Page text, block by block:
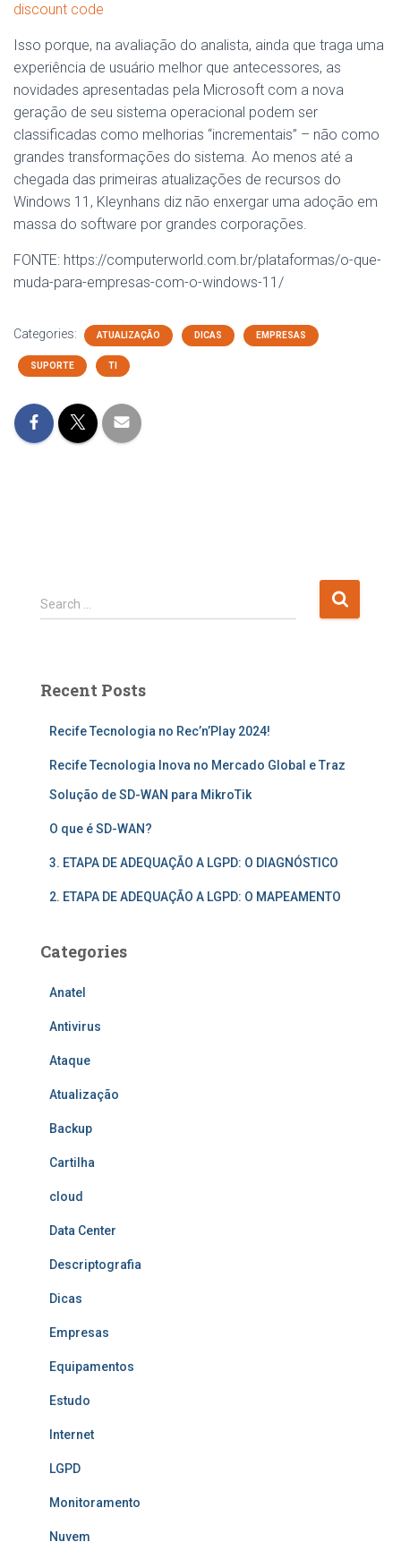
discount code
Isso porque, na avaliação do analista, ainda que traga uma
experiência de usuário melhor que antecessores, as
novidades apresentadas pela Microsoft com a nova
geração de seu sistema operacional podem ser
classificadas como melhorias “incrementais” – não como
grandes transformações do sistema. Ao menos até a
chegada das primeiras atualizações de recursos do
Windows 11, Kleynhans diz não enxergar uma adoção em
massa do software por grandes corporações.
FONTE: https://computerworld.com.br/plataformas/o-que-
muda-para-empresas-com-o-windows-11/
Categories: ATUALIZAÇÃO DICAS EMPRESAS
SUPORTE TI
Search …
Recent Posts
Recife Tecnologia no Rec’n’Play 2024!
Recife Tecnologia Inova no Mercado Global e Traz
Solução de SD-WAN para MikroTik
O que é SD-WAN?
3. ETAPA DE ADEQUAÇÃO A LGPD: O DIAGNÓSTICO
2. ETAPA DE ADEQUAÇÃO A LGPD: O MAPEAMENTO
Categories
Anatel
Antivirus
Ataque
Atualização
Backup
Cartilha
cloud
Data Center
Descriptografia
Dicas
Empresas
Equipamentos
Estudo
Internet
LGPD
Monitoramento
Nuvem